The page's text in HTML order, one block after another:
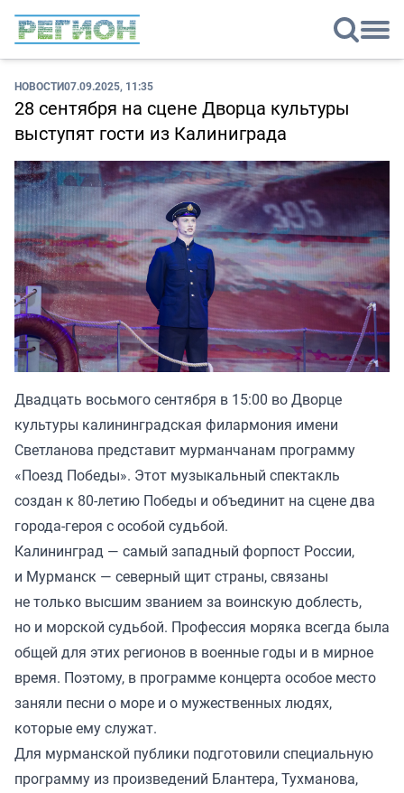
НОВОСТИ07.09.2025, 11:35
28 сентября на сцене Дворца культуры
выступят гости из Калиниграда
Двадцать восьмого сентября в 15:00 во Дворце
культуры калининградская филармония имени
Светланова представит мурманчанам программу
«Поезд Победы». Этот музыкальный спектакль
создан к 80-летию Победы и объединит на сцене два
города-героя с особой судьбой.
Калининград — самый западный форпост России,
и Мурманск — северный щит страны, связаны
не только высшим званием за воинскую доблесть,
но и морской судьбой. Профессия моряка всегда была
общей для этих регионов в военные годы и в мирное
время. Поэтому, в программе концерта особое место
заняли песни о море и о мужественных людях,
которые ему служат.
Для мурманской публики подготовили специальную
программу из произведений Блантера, Тухманова,